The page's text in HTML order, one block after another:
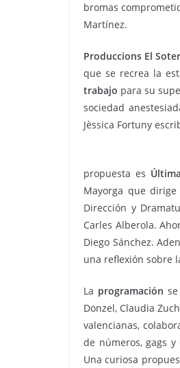
bromas
Martínez.
Produccions El
que se recrea la
trabajo para su
sociedad
Jèssica Fortuny
propuesta es
Mayorga que
Dirección y
Carles Alberola.
Diego Sánchez.
una reflexión sobre
La programación
Donzel, Claudia
valencianas,
de números, gags
Una curiosa